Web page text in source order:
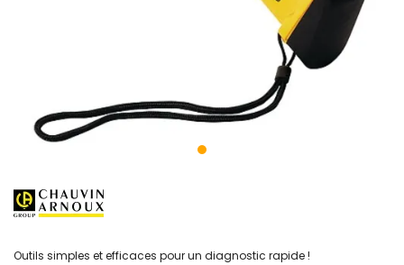
Outils simples et efficaces pour un diagnostic rapide !